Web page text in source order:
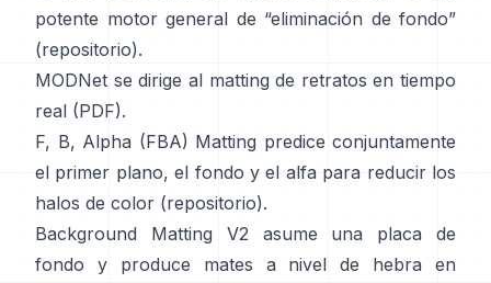
potente motor general de “eliminación de fondo”
(repositorio).
MODNet se dirige al matting de retratos en tiempo
real (PDF).
F, B, Alpha (FBA) Matting predice conjuntamente
el primer plano, el fondo y el alfa para reducir los
halos de color (repositorio).
Background Matting V2 asume una placa de
fondo y produce mates a nivel de hebra en